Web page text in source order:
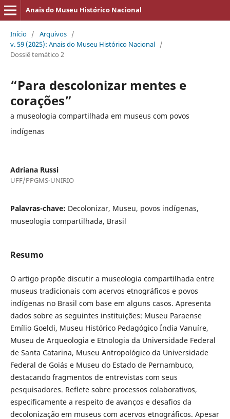
Anais do Museu Histórico Nacional
Início / Arquivos /
v. 59 (2025): Anais do Museu Histórico Nacional /
Dossiê temático 2
“Para descolonizar mentes e
corações”
a museologia compartilhada em museus com povos
indígenas
Adriana Russi
UFF/PPGMS-UNIRIO
Palavras-chave: Decolonizar, Museu, povos indígenas,
museologia compartilhada, Brasil
Resumo
O artigo propõe discutir a museologia compartilhada entre
museus tradicionais com acervos etnográficos e povos
indígenas no Brasil com base em alguns casos. Apresenta
dados sobre as seguintes instituições: Museu Paraense
Emílio Goeldi, Museu Histórico Pedagógico Índia Vanuíre,
Museu de Arqueologia e Etnologia da Universidade Federal
de Santa Catarina, Museu Antropológico da Universidade
Federal de Goiás e Museu do Estado de Pernambuco,
destacando fragmentos de entrevistas com seus
pesquisadores. Reflete sobre processos colaborativos,
especificamente a respeito de avanços e desafios da
decolonização em museus com acervos etnográficos. Apesar